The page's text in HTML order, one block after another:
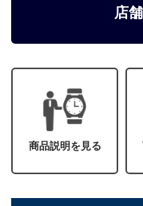
店
商品説明を見る